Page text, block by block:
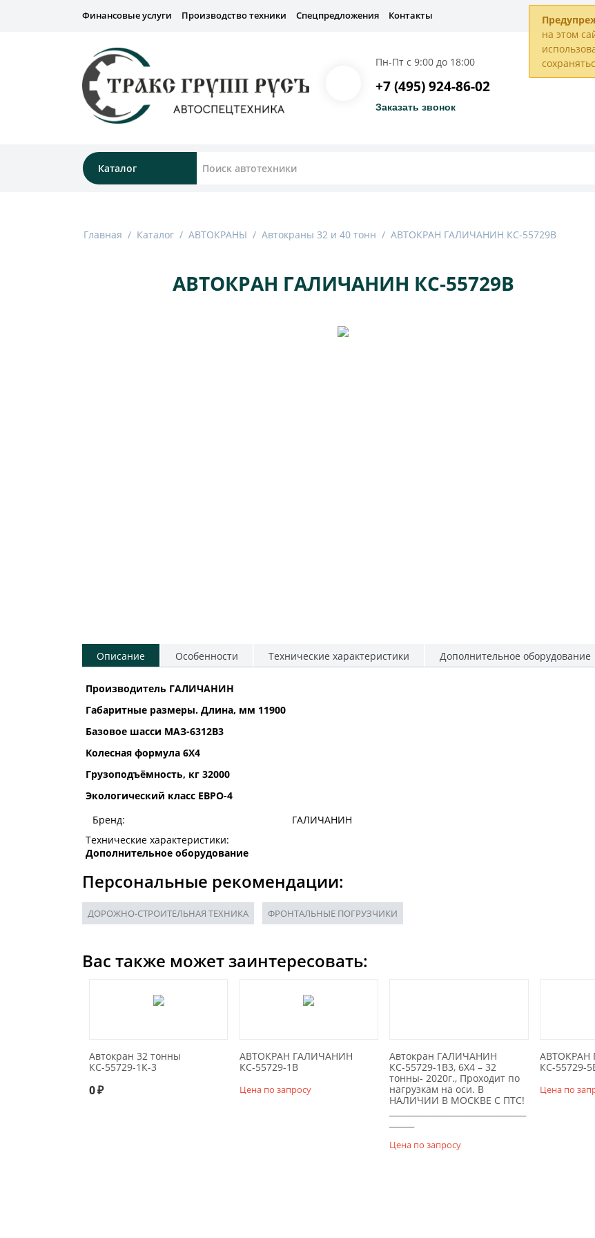
на этом
Финансовые услуги Производство техники Спецпредложения Контакты
Пн-Пт с 9:00 до 18:00
+7 (495) 924-86-02
Заказать звонок
Каталог
Главная / Каталог / АВТОКРАНЫ / Автокраны 32 и 40 тонн / АВТОКРАН ГАЛИЧАНИН КС-55729В
АВТОКРАН ГАЛИЧАНИН КС-55729В
Описание Особенности Технические характеристики Дополнительное оборудование
Производитель ГАЛИЧАНИН
Габаритные размеры. Длина, мм 11900
Базовое шасси МАЗ-6312В3
Колесная формула 6Х4
Грузоподъёмность, кг 32000
Экологический класс ЕВРО-4
Бренд:
ГАЛИЧАНИН
Технические характеристики:
Дополнительное оборудование
Персональные рекомендации:
ДОРОЖНО-СТРОИТЕЛЬНАЯ ТЕХНИКА ФРОНТАЛЬНЫЕ ПОГРУЗЧИКИ
Вас также может заинтересовать:
Автокран 32 тонны
КС-55729-1К-3
0₽
АВТОКРАН ГАЛИЧАНИН
КС-55729-1В
Цена по запросу
Автокран ГАЛИЧАНИН
КС-55729-1В3, 6X4 – 32
тонны- 2020г., Проходит по
нагрузкам на оси. В
НАЛИЧИИ В МОСКВЕ С ПТС!
Цена по запросу
АВТОКРАН
КС-55729-
Цена по